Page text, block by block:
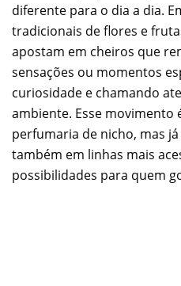
diferente para o dia a dia.
tradicionais de flores e
apostam em cheiros que
sensações ou momentos
curiosidade e chamando
ambiente. Esse movimento
perfumaria de nicho, mas
também em linhas mais
possibilidades para quem